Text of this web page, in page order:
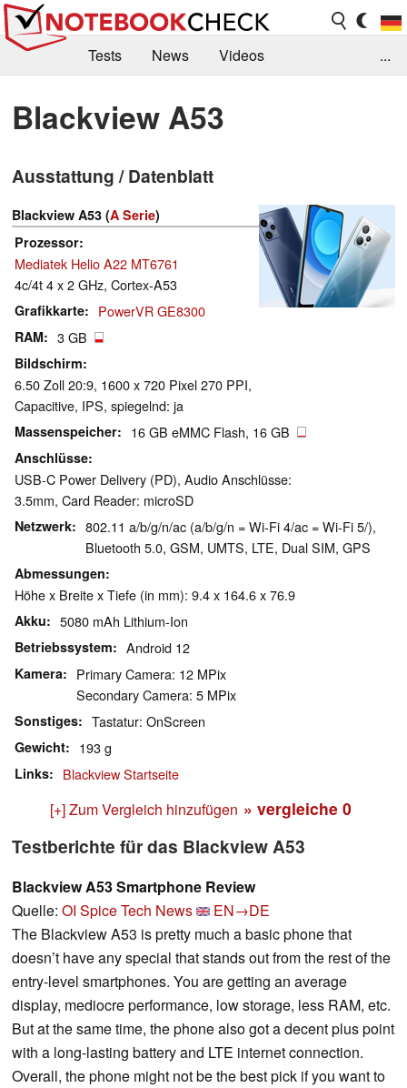
Tests News
Videos
Kaufberatung
Deals Suche
Forum
...
Blackview A53
Ausstattung / Datenblatt
Blackview A53 (A Serie)
Prozessor
Mediatek Helio A22 MT6761
4c/4t 4 x 2 GHz, Cortex-A53
Grafikkarte PowerVR GE8300
RAM 3 GB
Bildschirm
6.50 Zoll 20:9, 1600 x 720 Pixel 270 PPI,
Capacitive, IPS, spiegelnd: ja
Massenspeicher 16 GB eMMC Flash, 16 GB
Anschlüsse
USB-C Power Delivery (PD), Audio Anschlüsse:
3.5mm, Card Reader: microSD
Netzwerk
802.11 a/b/g/n/ac (a/b/g/n = Wi-Fi 4/ac = Wi-Fi 5/),
Bluetooth 5.0, GSM, UMTS, LTE, Dual SIM, GPS
Abmessungen
Höhe x Breite x Tiefe (in mm): 9.4 x 164.6 x 76.9
Akku 5080 mAh Lithium-Ion
Betriebssystem Android 12
Kamera
Primary Camera: 12 MPix
Secondary Camera: 5 MPix
Sonstiges Tastatur: OnScreen
Gewicht 193 g
Links Blackview Startseite
[+] Zum Vergleich hinzufügen » vergleiche 0
Testberichte für das Blackview A53
Blackview A53 Smartphone Review
Quelle: OI Spice Tech News
EN→DE
The Blackview A53 is pretty much a basic phone that
doesn’t have any special that stands out from the rest of the
entry-level smartphones. You are getting an average
display, mediocre performance, low storage, less RAM, etc.
But at the same time, the phone also got a decent plus point
with a long-lasting battery and LTE internet connection.
Overall, the phone might not be the best pick if you want to